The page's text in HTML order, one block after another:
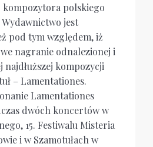
kompozytora polskiego
jest
pod tym względem, iż
nagranie odnalezionej i
kompozycji
– Lamentationes.
Lamentationes
dwóch koncertów w
15. Festiwalu Misteria
i w Szamotułach w